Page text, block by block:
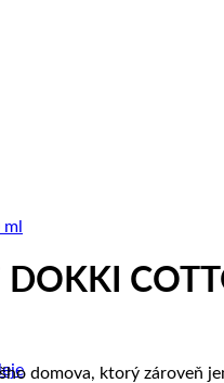
domova, ktorý zároveň